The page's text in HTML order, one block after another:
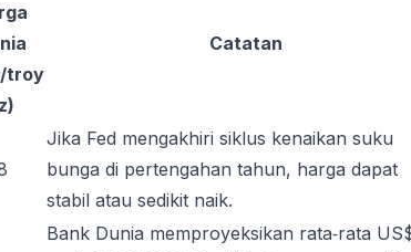
troy
Catatan
Jika Fed mengakhiri siklus kenaikan suku
bunga di pertengahan tahun, harga dapat
stabil atau sedikit naik.
Bank Dunia memproyeksikan rata‑rata